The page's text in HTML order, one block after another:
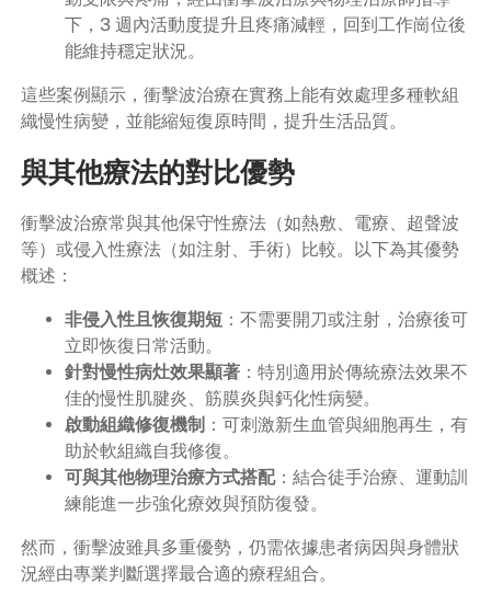
下，3 週內活動度提升且疼痛減輕，回到工作崗位後
能維持穩定狀況。
這些案例顯示，衝擊波治療在實務上能有效處理多種軟組
織慢性病變，並能縮短復原時間，提升生活品質。
與其他療法的對比優勢
衝擊波治療常與其他保守性療法（如熱敷、電療、超聲波
等）或侵入性療法（如注射、手術）比較。以下為其優勢
概述：
非侵入性且恢復期短：不需要開刀或注射，治療後可
立即恢復日常活動。
針對慢性病灶效果顯著：特別適用於傳統療法效果不
佳的慢性肌腱炎、筋膜炎與鈣化性病變。
啟動組織修復機制 ：可刺激新生血管與細胞再生，有
助於軟組織自我修復。
可與其他物理治療方式搭配：結合徒手治療、運動訓
練能進一步強化療效與預防復發。
然而，衝擊波雖具多重優勢，仍需依據患者病因與身體狀
況經由專業判斷選擇最合適的療程組合。